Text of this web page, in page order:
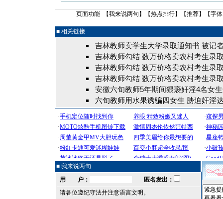
页面功能 【我来说两句 】【热点排行】【推荐】【字
■ 相关链接
吉林教师卖学生大学录取通知书 被记
吉林教师勾结 数万价格卖农村考生录
吉林教师勾结 数万价格卖农村考生录
吉林教师勾结 数万价格卖农村考生录
安徽六旬教师5年期间猥亵奸淫4名女
六旬教师用水果诱骗四女生 胁迫奸淫
■ 我来说两句
用 户：
匿名发出：
请各位遵纪守法并注意语言文明。